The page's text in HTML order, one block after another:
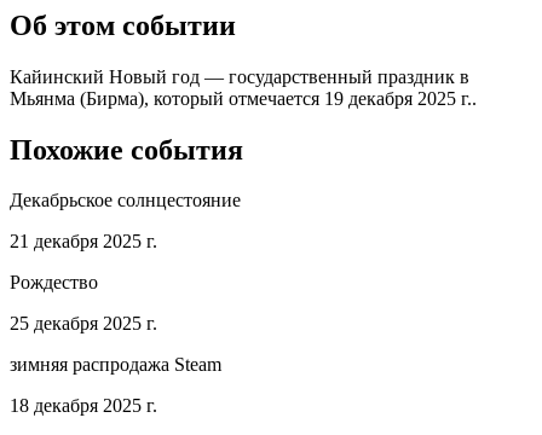
Об этом событии
Кайинский Новый год — государственный праздник в
Мьянма (Бирма), который отмечается 19 декабря 2025 г..
Похожие события
Декабрьское солнцестояние
21 декабря 2025 г.
Рождество
25 декабря 2025 г.
зимняя распродажа Steam
18 декабря 2025 г.